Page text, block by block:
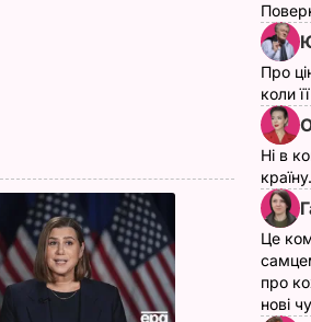
Про
коли
Ні в
Це
про
нові